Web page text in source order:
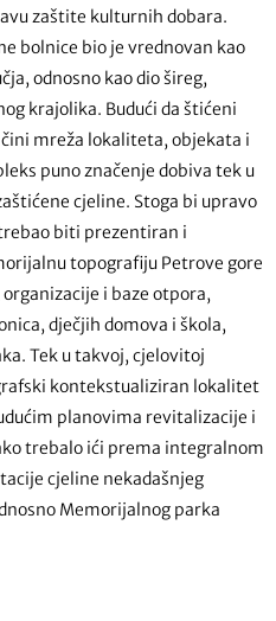
zaštite kulturnih dobara.
bolnice bio je vrednovan kao
odnosno kao dio šireg,
krajolika. Budući da štićeni
mreža lokaliteta, objekata i
puno značenje dobiva tek u
cjeline. Stoga bi upravo
biti prezentiran i
topografiju Petrove gore
i baze otpora,
dječjih domova i škola,
Tek u takvoj, cjelovitoj
kontekstualiziran lokalitet
planovima revitalizacije i
trebalo ići prema integralnom
cjeline nekadašnjeg
Memorijalnog parka